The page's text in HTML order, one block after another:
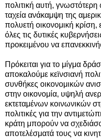
πολιτική αυτή,
ταχεία ανάκαμψη της
πολυετή οικονομική
όλες τις δυτικές
προκειμένου να
Πρόκειται για το μίγμα
αποκαλούμε κεϊνσιανή
συνθήκες οικονομικών
στην οικονομία, υψηλή
εκτεταμένων κοινωνικών
πολιτικές για την
κράτη μπορούν να
αποτελέσματά τους να